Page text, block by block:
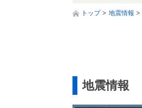
トップ 地震情報
地震情報